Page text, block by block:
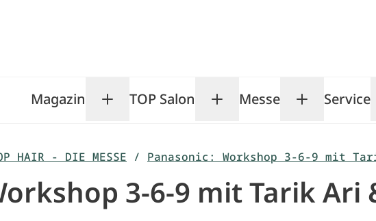
Magazin Toggle Magazin submenu
TOP Salon Toggle TOP Salon
Messe ToggleService
HAIR - DIE MESSE / Panasonic: Workshop 3-6-9 mit
3-6-9 mit Tarik